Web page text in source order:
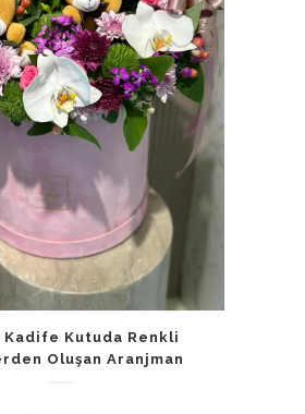
Kadife Kutuda Renkli
Oluşan Aranjman